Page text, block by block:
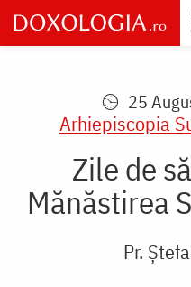
Skip
to
main
25
Arhiepiscopia
Zile de
Mănăstirea
Pr.